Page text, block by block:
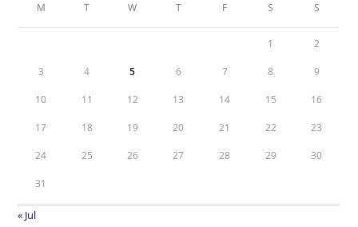
M T W T F S S
1 2
3 4 5 6 7 8 9
10 11 12 13 14 15 16
17 18 19 20 21 22 23
24 25 26 27 28 29 30
31
« Jul